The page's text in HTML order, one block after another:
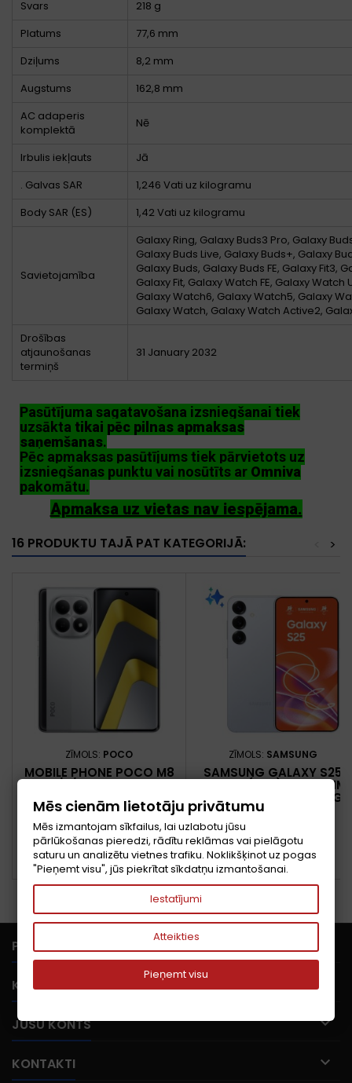
Svars
218 g
Platums
77,6 mm
Dziļums
8,2 mm
Augstums
162,8 mm
AC adaperis
komplektā
Nē
Irbulis iekļauts
Jā
. Galvas SAR
1,246 Vati uz kilogramu
Body SAR (ES)
1,42 Vati uz kilogramu
Savietojamība
Galaxy Ring, Galaxy Buds3 Pro, Galaxy
Galaxy Buds Live, Galaxy Buds+, Galaxy
Galaxy Buds, Galaxy Buds FE, Galaxy Fit3,
Galaxy Fit, Galaxy Watch FE, Galaxy Watch
Galaxy Watch6, Galaxy Watch5, Galaxy
Galaxy Watch, Galaxy Watch Active2,
Drošības
atjaunošanas
termiņš
31 January 2032
Pasūtījuma sagatavošana izsniegšanai tiek
uzsākta tikai pēc pilnas apmaksas
saņemšanas.
Pēc apmaksas pasūtījums tiek pārvietots uz
izsniegšanas punktu vai nosūtīts ar Omniva
pakomātu.
Apmaksa uz vietas nav iespējama.
16 PRODUKTU TAJĀ PAT KATEGORIJĀ: >
ZĪMOLS: POCO
MOBILE PHONE POCO M8
MZB0MABEU POCO
Cena
264,32 €
 Pievienot grozam
PIEEJAMS
ZĪMOLS: SAMSUNG
SAMSUNG GALAXY S25
15,8 CM (6.2") DIVAS SIM
KARTES ANDROID 15 5G
USB VEIDS-C 12 GB 256 GB
4000 MAH ZILS
Cena
604,31 €
 Pievienot grozam
PIEEJAMS
PRECES 
KOMPĀNIJA 
JŪSU KONTS 
KONTAKTI 
Mēs cienām lietotāju privātumu
Mēs izmantojam sīkfailus, lai uzlabotu jūsu
pārlūkošanas pieredzi, rādītu reklāmas vai pielāgotu
saturu un analizētu vietnes trafiku. Noklikšķinot uz pogas
"Pieņemt visu", jūs piekrītat sīkdatņu izmantošanai.
Iestatījumi
Atteikties
Pieņemt visu